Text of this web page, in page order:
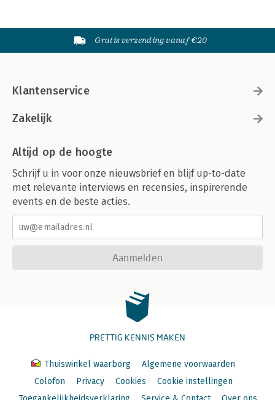
Gratis verzending vanaf €20
Klantenservice
Zakelijk
Altijd op de hoogte
Schrijf u in voor onze nieuwsbrief en blijf up-to-date
met relevante interviews en recensies, inspirerende
events en de beste acties.
Aanmelden
PRETTIG KENNIS MAKEN
Thuiswinkel waarborg
Algemene voorwaarden
Colofon
Privacy Cookies
Cookie instellingen